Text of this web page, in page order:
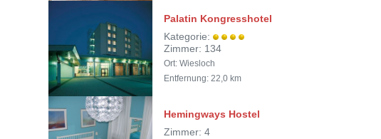
Palatin Kongresshotel
Kategorie:
Zimmer: 134
Ort: Wiesloch
Entfernung: 22,0 km
Hemingways Hostel
Zimmer: 4